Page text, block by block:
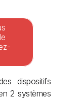
dispositifs
2 systèmes